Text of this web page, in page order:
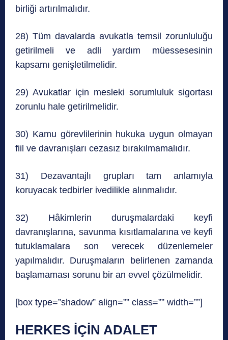
birliği artırılmalıdır.
28) Tüm davalarda avukatla temsil zorunluluğu
getirilmeli ve adli yardım müessesesinin
kapsamı genişletilmelidir.
29) Avukatlar için mesleki sorumluluk sigortası
zorunlu hale getirilmelidir.
30) Kamu görevlilerinin hukuka uygun olmayan
fiil ve davranışları cezasız bırakılmamalıdır.
31) Dezavantajlı grupları tam anlamıyla
koruyacak tedbirler ivedilikle alınmalıdır.
32) Hâkimlerin duruşmalardaki keyfi
davranışlarına, savunma kısıtlamalarına ve keyfi
tutuklamalara son verecek düzenlemeler
yapılmalıdır. Duruşmaların belirlenen zamanda
başlamaması sorunu bir an evvel çözülmelidir.
[box type=”shadow” align=”” class=”” width=””]
HERKES İÇİN ADALET